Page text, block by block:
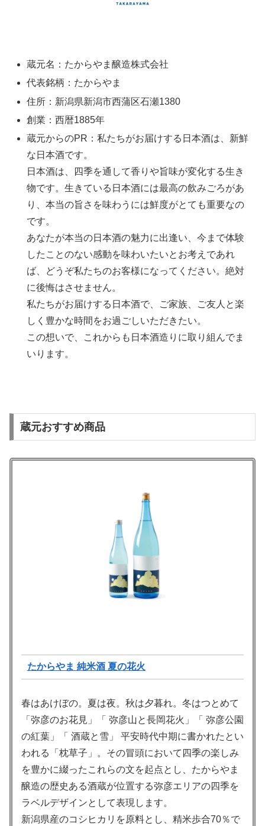
蔵元名：たからやま醸造株式会社
代表銘柄：たからやま
住所：新潟県新潟市西蒲区石瀬1380
創業：西暦1885年
蔵元からのPR：私たちがお届けする日本酒は、新鮮
な日本酒です。
日本酒は、四季を通して香りや旨味が変化する生き
物です。生きている日本酒には最高の飲みごろがあ
り、本当の旨さを味わうには鮮度がとても重要なの
です。
あなたが本当の日本酒の魅力に出逢い、今まで体験
したことのない感動を味わいたいとお考えであれ
ば、どうぞ私たちのお客様になってください。絶対
に後悔はさせません。
私たちがお届けする日本酒で、ご家族、ご友人と楽
しく豊かな時間をお過ごしいただきたい。
この想いで、これからも日本酒造りに取り組んでま
いります。
蔵元おすすめ商品
たからやま 純米酒 夏の花火
春はあけぼの。夏は夜。秋は夕暮れ。冬はつとめて
「弥彦のお花見」「 弥彦山と長岡花火」「 弥彦公園
の紅葉」「 酒蔵と雪」 平安時代中期に書かれたとい
われる「枕草子」。その冒頭において四季の楽しみ
を豊かに綴ったこれらの文を起点とし、たからやま
醸造の歴史ある酒蔵が位置する弥彦エリアの四季を
ラベルデザインとして表現します。
新潟県産のコシヒカリを原料とし、精米歩合70％で